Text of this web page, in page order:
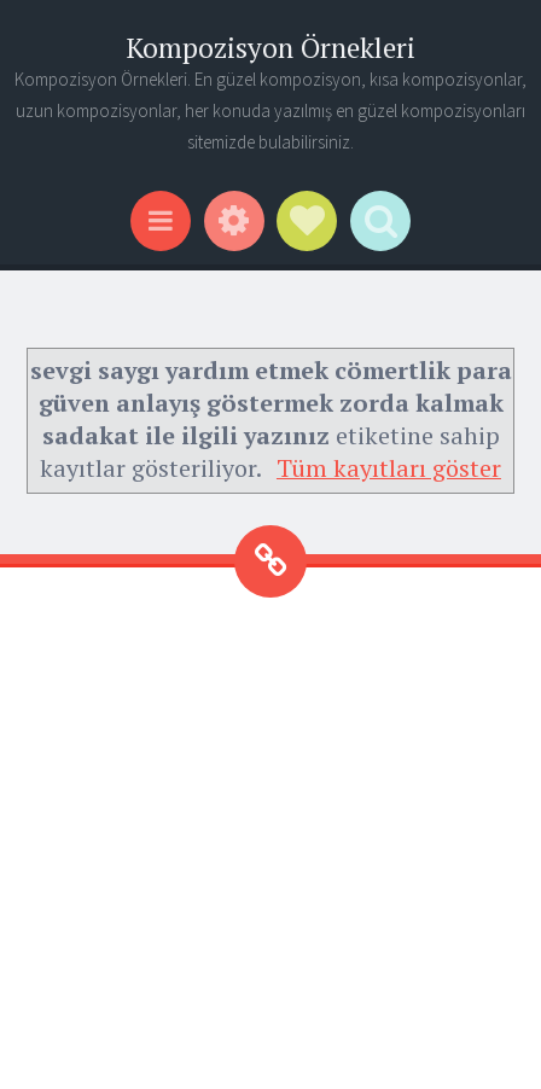
Kompozisyon Örnekleri
Kompozisyon Örnekleri. En güzel kompozisyon, kısa kompozisyonlar,
uzun kompozisyonlar, her konuda yazılmış en güzel kompozisyonları
sitemizde bulabilirsiniz.
Menu WidgetsSocial Links
Search
sevgi saygı yardım etmek cömertlik para
güven anlayış göstermek zorda kalmak
sadakat ile ilgili yazınız etiketine sahip
kayıtlar gösteriliyor. Tüm kayıtları göster